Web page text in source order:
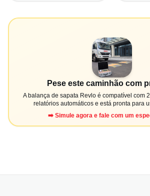
Pese este caminhão com
A balança de sapata Revlo é compatível com
relatórios automáticos e está pronta para
➡️ Simule agora e fale com um